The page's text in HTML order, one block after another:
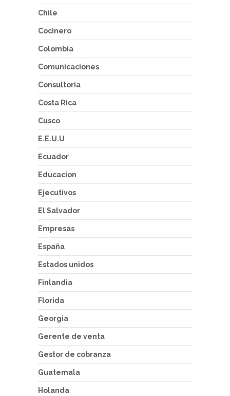
Chile
Cocinero
Colombia
Comunicaciones
Consultoria
Costa Rica
Cusco
E.E.U.U
Ecuador
Educacion
Ejecutivos
El Salvador
Empresas
España
Estados unidos
Finlandia
Florida
Georgia
Gerente de venta
Gestor de cobranza
Guatemala
Holanda